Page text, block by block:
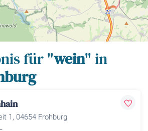
für "wein" in
1, 04654 Frohburg